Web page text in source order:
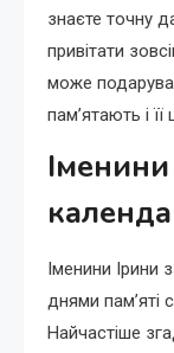
знаєте точну
привітати
може
пам’ятають і її
Іменини Ірини
днями пам’яті
Найчастіше